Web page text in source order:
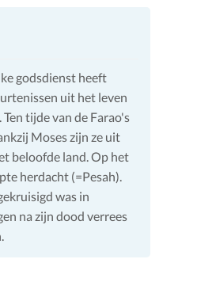
godsdienst heeft
uit het leven
tijde van de Farao's
Moses zijn ze uit
beloofde land. Op het
herdacht (=Pesah).
was in
na zijn dood verrees